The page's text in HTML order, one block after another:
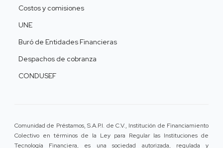
Costos y comisiones
UNE
Buró de Entidades Financieras
Despachos de cobranza
CONDUSEF
Comunidad de Préstamos, S.A.P.I. de C.V., Institución de Financiamiento
Colectivo en términos de la Ley para Regular las Instituciones de
Tecnología Financiera, es una sociedad autorizada, regulada y